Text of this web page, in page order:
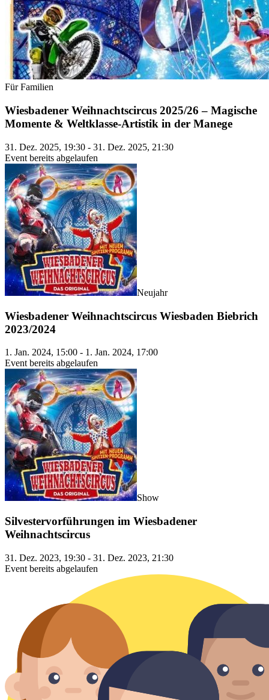
Für Familien
Wiesbadener Weihnachtscircus 2025/26 – Magische
Momente & Weltklasse-Artistik in der Manege
31. Dez. 2025, 19:30 - 31. Dez. 2025, 21:30
Event bereits abgelaufen
Neujahr
Wiesbadener Weihnachtscircus Wiesbaden Biebrich
2023/2024
1. Jan. 2024, 15:00 - 1. Jan. 2024, 17:00
Event bereits abgelaufen
Show
Silvestervorführungen im Wiesbadener
Weihnachtscircus
31. Dez. 2023, 19:30 - 31. Dez. 2023, 21:30
Event bereits abgelaufen